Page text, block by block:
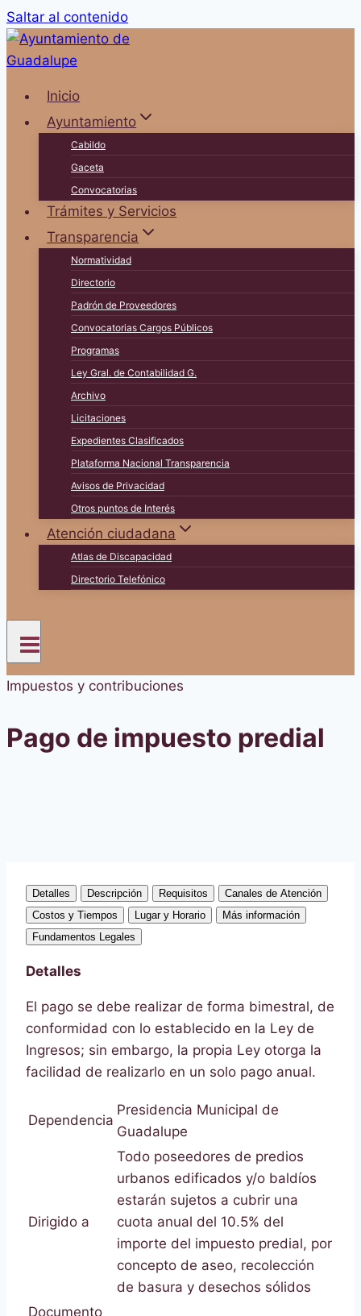
Saltar al contenido
Inicio
Ayuntamiento
Cabildo
Gaceta
Convocatorias
Trámites y Servicios
Transparencia
Normatividad
Directorio
Padrón de Proveedores
Convocatorias Cargos Públicos
Programas
Ley Gral. de Contabilidad G.
Archivo
Licitaciones
Expedientes Clasificados
Plataforma Nacional Transparencia
Avisos de Privacidad
Otros puntos de Interés
Atención ciudadana
Atlas de Discapacidad
Directorio Telefónico
Impuestos y contribuciones
Pago de impuesto predial
Detalles Descripción Requisitos
Canales de Atención
Costos y Tiempos
Lugar y Horario
Más información
Fundamentos Legales
Detalles
El pago se debe realizar de forma bimestral, de
conformidad con lo establecido en la Ley de
Ingresos; sin embargo, la propia Ley otorga la
facilidad de realizarlo en un solo pago anual.
Dependencia
Presidencia Municipal de
Guadalupe
Dirigido a
Todo poseedores de predios
urbanos edificados y/o baldíos
estarán sujetos a cubrir una
cuota anual del 10.5% del
importe del impuesto predial, por
concepto de aseo, recolección
de basura y desechos sólidos
Documento